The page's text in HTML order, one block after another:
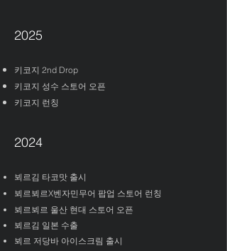
2025
키코지 2nd Drop
키코지 성수 스토어 오픈
키코지 런칭
2024
뵈르김 타코맛 출시
뵈르뵈르X벤자민무어 팝업 스토어 런칭
뵈르뵈르 울산 현대 스토어 오픈
​뵈르김 일본 수출
​뵈르 저당바 아이스크림 출시